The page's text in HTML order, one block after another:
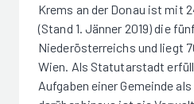
Krems an der Donau ist mit
(Stand 1. Jänner 2019) die
Niederösterreichs und liegt
Wien. Als Statutarstadt
Aufgaben einer Gemeinde